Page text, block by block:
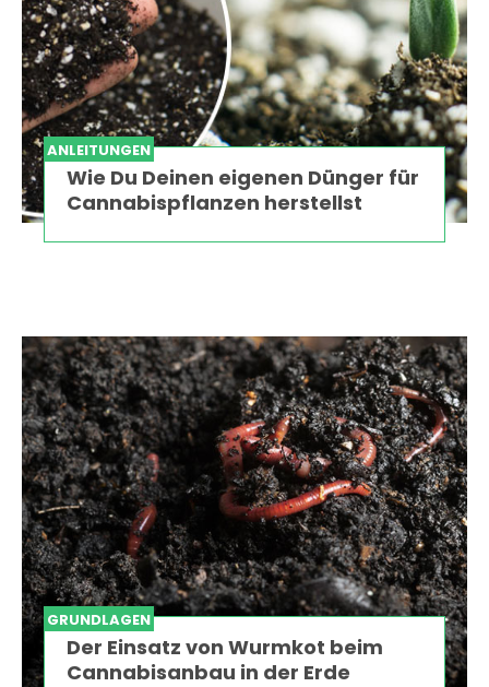
ANLEITUNGEN
Wie Du Deinen eigenen Dünger für
Cannabispflanzen herstellst
GRUNDLAGEN
Der Einsatz von Wurmkot beim
Cannabisanbau in der Erde